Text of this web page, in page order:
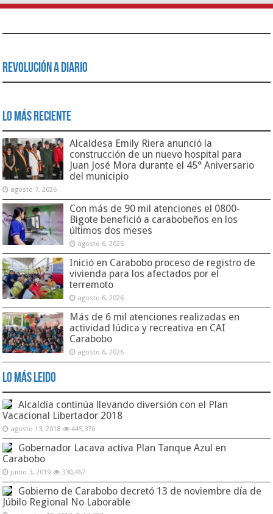
Revolución a Diario
Lo Más Reciente
Alcaldesa Emily Riera anunció la
construcción de un nuevo hospital para
Juan José Mora durante el 45° Aniversario
del municipio
agosto 7, 2026
Con más de 90 mil atenciones el 0800-
Bigote benefició a carabobeños en los
últimos dos meses
agosto 6, 2026
Inició en Carabobo proceso de registro de
vivienda para los afectados por el
terremoto
agosto 6, 2026
Más de 6 mil atenciones realizadas en
actividad lúdica y recreativa en CAI
Carabobo
agosto 6, 2026
Lo Más Leido
Alcaldía continúa llevando diversión con el Plan
Vacacional Libertador 2018
agosto 13, 2018 445,370
Gobernador Lacava activa Plan Tanque Azul en
Carabobo
junio 3, 2019 330,467
Gobierno de Carabobo decretó 13 de noviembre día de
Júbilo Regional No Laborable